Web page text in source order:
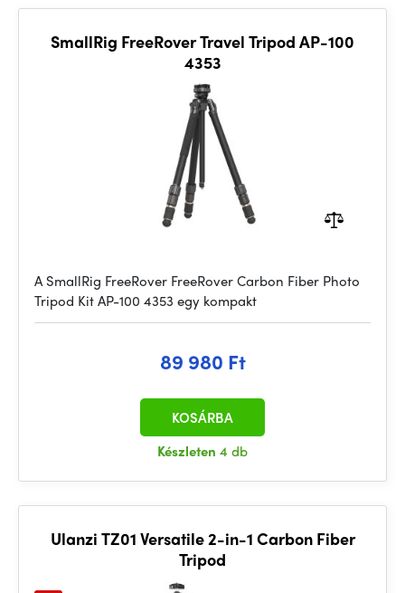
SmallRig FreeRover Travel Tripod AP-100
4353
A SmallRig FreeRover FreeRover Carbon Fiber Photo
Tripod Kit AP-100 4353 egy kompakt
89 980 Ft
Készleten 4 db
KOSÁRBA
Ulanzi TZ01 Versatile 2-in-1 Carbon Fiber
Tripod